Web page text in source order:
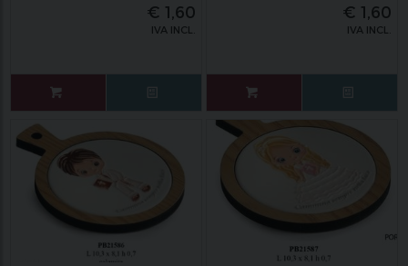
€ 1,60
IVA INCL.
€ 1,60
IVA INCL.